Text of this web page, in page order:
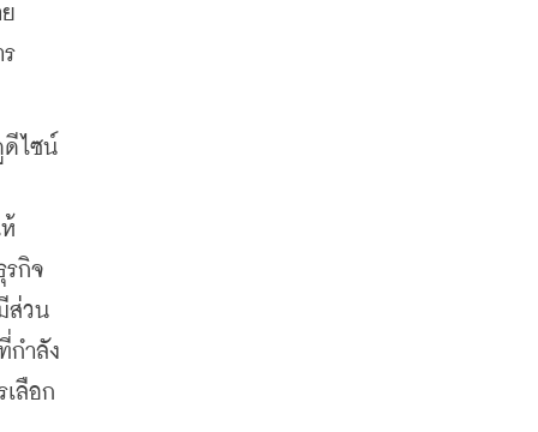
ดีไซน์
รกิจ
ส่วน
กำลัง
ลือก